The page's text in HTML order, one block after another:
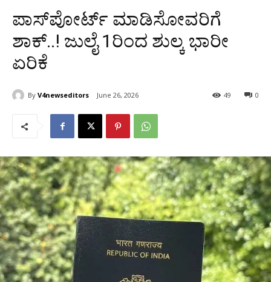
ಪಾಸ್‌ಪೋರ್ಟ್ ಮಾಡಿಸೋವರಿಗೆ
ಶಾಕ್..! ಜುಲೈ 1ರಿಂದ ಶುಲ್ಕ ಭಾರೀ
ಏರಿಕೆ
By V4newseditors June 26, 2026 0
49